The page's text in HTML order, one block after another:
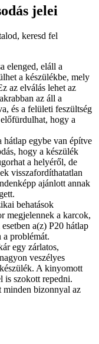
jelei
keresd fel
elenged, eláll a
a készülékbe, mely
az elválás lehet az
az áll a
és a felületi feszültség
hogy a
egybe van építve
hogy a készülék
a helyéről, de
visszafordíthatatlan
ajánlott annak
behatások
megjelennek a karcok,
a(z) P20 hátlap
a problémát.
egy zárlatos,
veszélyes
A kinyomott
is szokott repedni.
minden bizonnyal az